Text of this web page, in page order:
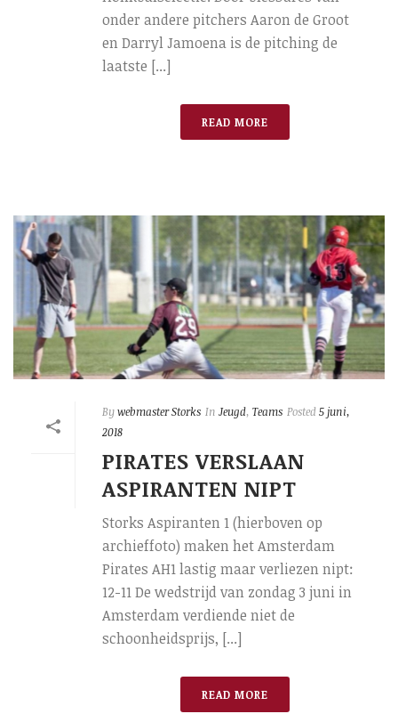
onder andere pitchers Aaron de Groot
en Darryl Jamoena is de pitching de
laatste [...]
READ MORE
Bywebmaster Storks In Jeugd, Teams Posted 5 juni,
2018
PIRATES VERSLAAN
ASPIRANTEN NIPT
Storks Aspiranten 1 (hierboven op
archieffoto) maken het Amsterdam
Pirates AH1 lastig maar verliezen nipt:
12-11 De wedstrijd van zondag 3 juni in
Amsterdam verdiende niet de
schoonheidsprijs, [...]
READ MORE